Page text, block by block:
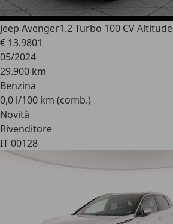
Jeep Avenger1.2 Turbo 100 CV Altitude
€ 13.9801
05/2024
29.900 km
Benzina
0,0 l/100 km (comb.)
Novità
Rivenditore
IT 00128